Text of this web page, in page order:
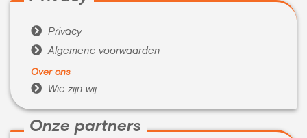
 Privacy
 Algemene voorwaarden
Over ons
 Wie zijn wij
Onze partners